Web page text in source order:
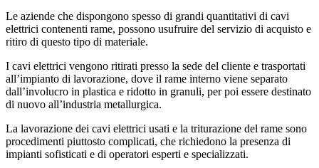
Le aziende che dispongono spesso di grandi quantitativi di cavi
elettrici contenenti rame, possono usufruire del servizio di acquisto e
ritiro di questo tipo di materiale.
I cavi elettrici vengono ritirati presso la sede del cliente e trasportati
all’impianto di lavorazione, dove il rame interno viene separato
dall’involucro in plastica e ridotto in granuli, per poi essere destinato
di nuovo all’industria metallurgica.
La lavorazione dei cavi elettrici usati e la triturazione del rame sono
procedimenti piuttosto complicati, che richiedono la presenza di
impianti sofisticati e di operatori esperti e specializzati.